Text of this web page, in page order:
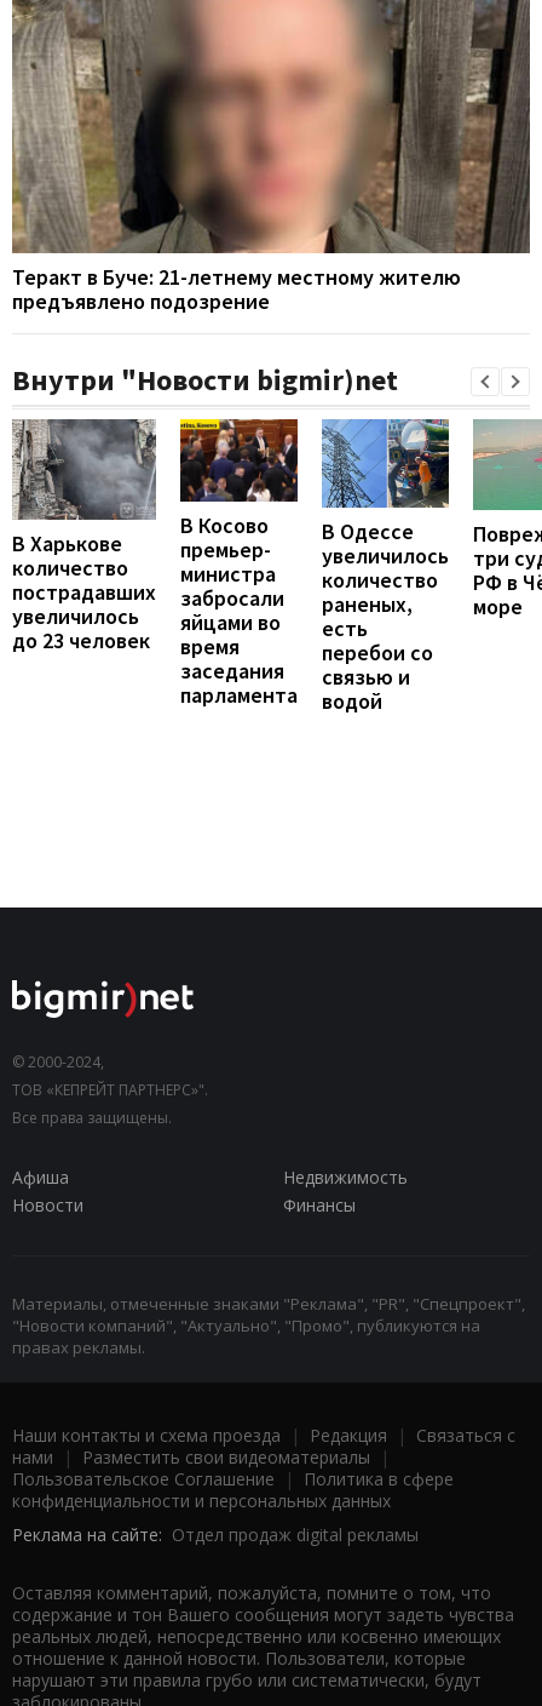
Теракт в Буче: 21-летнему местному жителю
предъявлено подозрение
Внутри "Новости bigmir)net
В Харькове
количество
пострадавших
увеличилось
до 23 человек
В Косово
премьер-
министра
забросали
яйцами во
время
заседания
парламента
В Одессе
увеличилось
количество
раненых,
есть
перебои со
связью и
водой
три
РФ в
море
© 2000-2024,
ТОВ «КЕПРЕЙТ ПАРТНЕРС»".
Все права защищены.
Афиша
Недвижимость
Новости
Финансы
Материалы, отмеченные знаками "Реклама", "PR", "Спецпроект",
"Новости компаний", "Актуально", "Промо", публикуются на
правах рекламы.
Наши контакты и схема проезда | Редакция | Связаться с
нами | Разместить свои видеоматериалы |
Пользовательское Соглашение |
Политика в сфере
конфиденциальности и персональных данных
Реклама на сайте: Отдел продаж digital рекламы
Оставляя комментарий, пожалуйста, помните о том, что
содержание и тон Вашего сообщения могут задеть чувства
реальных людей, непосредственно или косвенно имеющих
отношение к данной новости. Пользователи, которые
нарушают эти правила грубо или систематически, будут